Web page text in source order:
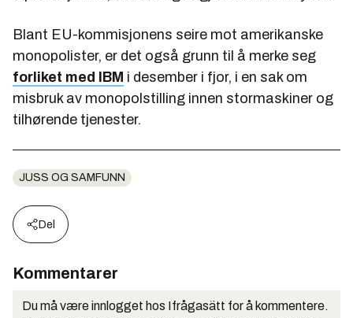
Blant EU-kommisjonens seire mot amerikanske
monopolister, er det også grunn til å merke seg
forliket med IBM i desember i fjor, i en sak om
misbruk av monopolstilling innen stormaskiner og
tilhørende tjenester.
JUSS OG SAMFUNN
Del
Kommentarer
Du må være innlogget hos Ifrågasätt for å kommentere.